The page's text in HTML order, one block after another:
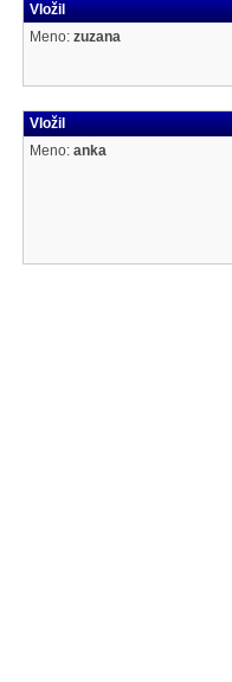
Vložil
Meno: zuzana
Vložil
Meno: anka